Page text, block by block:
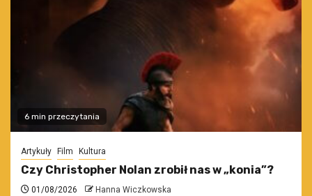
6 min przeczytania
Artykuły Film Kultura
Czy Christopher Nolan zrobił nas w „konia”?
01/08/2026 Hanna Wiczkowska